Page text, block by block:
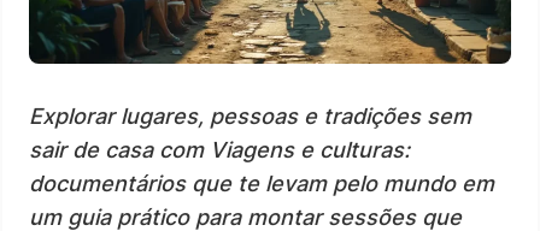
Explorar lugares, pessoas e tradições sem
sair de casa com Viagens e culturas:
documentários que te levam pelo mundo em
um guia prático para montar sessões que